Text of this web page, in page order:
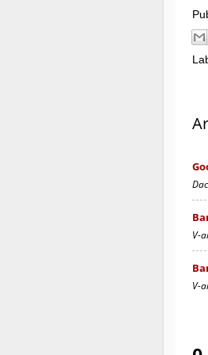
V-
V-